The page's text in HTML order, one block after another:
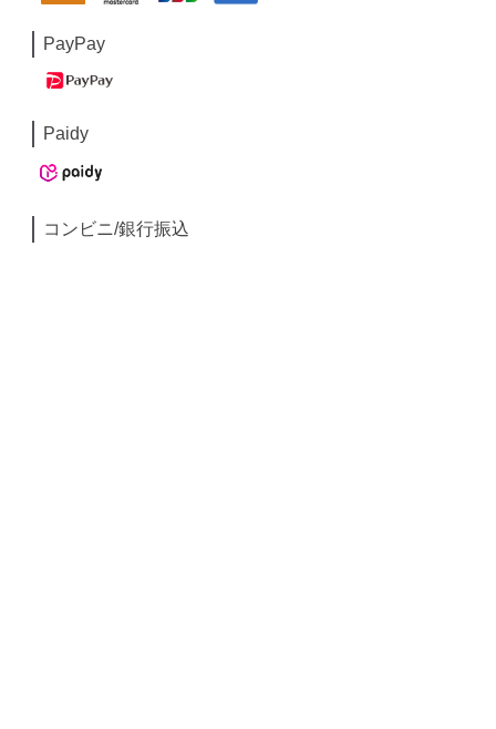
PayPay
Paidy
コンビニ/銀行振込